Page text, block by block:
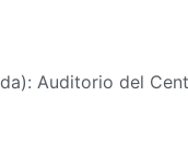
Auditorio del